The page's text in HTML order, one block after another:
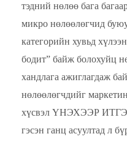
тэдний нөлөө бага
микро нөлөөлөгчид
категорийн хувьд
бодит” байж болохуйц
хандлага ажиглагдаж
нөлөөлөгчдийг
хүсвэл ҮНЭХЭЭР
гэсэн ганц асуултад л